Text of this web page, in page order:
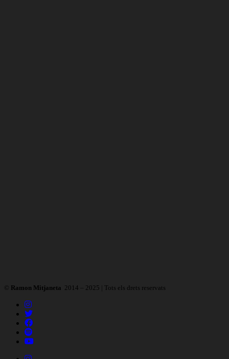
Ramon Mitjaneta 2014 – 2025 | Tots els drets reservats